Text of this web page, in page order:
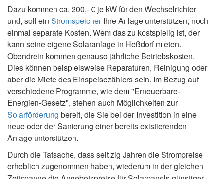
Dazu kommen ca. 200,- € je kW für den Wechselrichter
und, soll ein StromspeicherIhre Anlage unterstützen, noch
einmal separate Kosten. Wem das zu kostspielig ist, der
kann seine eigene Solaranlage in Heßdorf mieten.
Obendrein kommen genauso jährliche Betriebskosten.
Dies können beispielsweise Reparaturen, Reinigung oder
aber die Miete des Einspeisezählers sein. Im Bezug auf
verschiedene Programme, wie dem "Erneuerbare-
Energien-Gesetz", stehen auch Möglichkeiten zur
Solarförderung bereit, die Sie bei der Investition in eine
neue oder der Sanierung einer bereits existierenden
Anlage unterstützen.
Durch die Tatsache, dass seit zig Jahren die Strompreise
erheblich zugenommen haben, wiederum in der gleichen